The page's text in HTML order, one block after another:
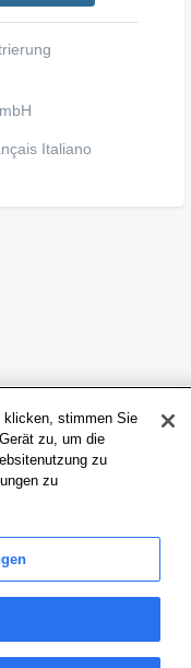
Italiano
klicken, stimmen Sie
zu, um die
zu
zu